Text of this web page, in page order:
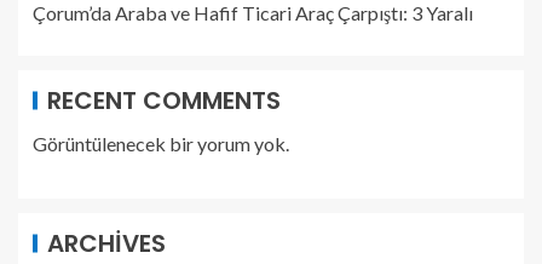
Çorum’da Araba ve Hafif Ticari Araç Çarpıştı: 3 Yaralı
RECENT COMMENTS
Görüntülenecek bir yorum yok.
ARCHIVES